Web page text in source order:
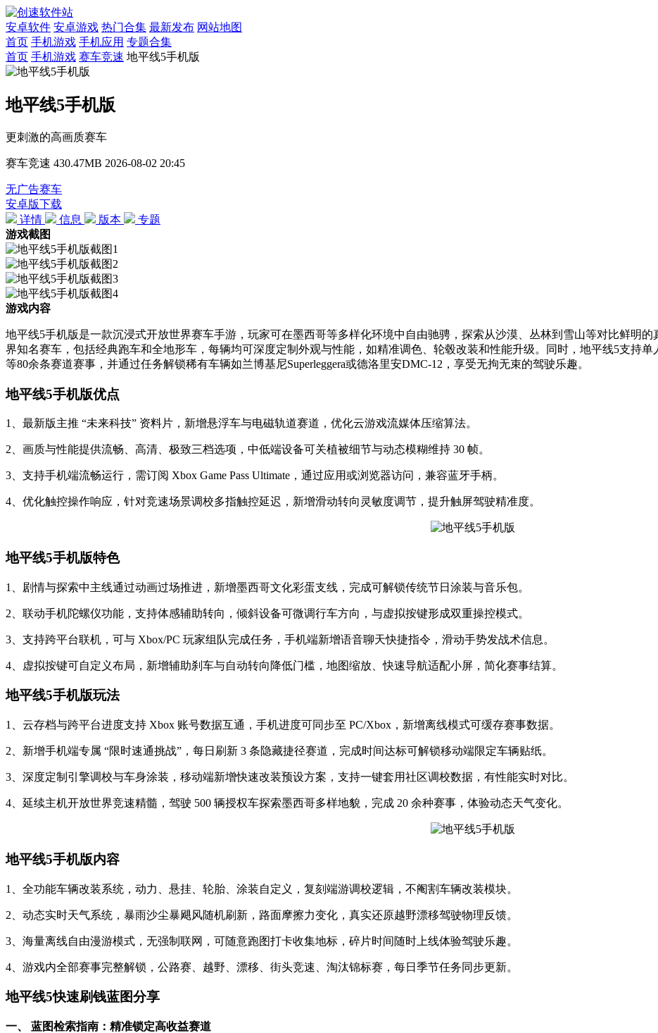
安卓软件 安卓游戏 热门合集 最新发布 网站地图
首页 手机游戏 手机应用 专题合集
首页 手机游戏 赛车竞速 地平线5手机版
地平线5手机版
更刺激的高画质赛车
赛车竞速 430.47MB 2026-08-02 20:45
无广告赛车
安卓版下载
详情
信息 版本
专题
游戏截图
游戏内容
地平线5手机版是一款沉浸式开放世界赛车手游，玩家可在墨西哥等多样化环境中自由驰骋，探索从沙漠、丛林到雪山等对比鲜明
界知名赛车，包括经典跑车和全地形车，每辆均可深度定制外观与性能，如精准调色、轮毂改装和性能升级。同时，地平线5支持
等80余条赛道赛事，并通过任务解锁稀有车辆如兰博基尼Superleggera或德洛里安DMC-12，享受无拘无束的驾驶乐趣。
地平线5手机版优点
1、最新版主推 “未来科技” 资料片，新增悬浮车与电磁轨道赛道，优化云游戏流媒体压缩算法。
2、画质与性能提供流畅、高清、极致三档选项，中低端设备可关植被细节与动态模糊维持 30 帧。
3、支持手机端流畅运行，需订阅 Xbox Game Pass Ultimate，通过应用或浏览器访问，兼容蓝牙手柄。
4、优化触控操作响应，针对竞速场景调校多指触控延迟，新增滑动转向灵敏度调节，提升触屏驾驶精准度。
地平线5手机版特色
1、剧情与探索中主线通过动画过场推进，新增墨西哥文化彩蛋支线，完成可解锁传统节日涂装与音乐包。
2、联动手机陀螺仪功能，支持体感辅助转向，倾斜设备可微调行车方向，与虚拟按键形成双重操控模式。
3、支持跨平台联机，可与 Xbox/PC 玩家组队完成任务，手机端新增语音聊天快捷指令，滑动手势发战术信息。
4、虚拟按键可自定义布局，新增辅助刹车与自动转向降低门槛，地图缩放、快速导航适配小屏，简化赛事结算。
地平线5手机版玩法
1、云存档与跨平台进度支持 Xbox 账号数据互通，手机进度可同步至 PC/Xbox，新增离线模式可缓存赛事数据。
2、新增手机端专属 “限时速通挑战”，每日刷新 3 条隐藏捷径赛道，完成时间达标可解锁移动端限定车辆贴纸。
3、深度定制引擎调校与车身涂装，移动端新增快速改装预设方案，支持一键套用社区调校数据，有性能实时对比。
4、延续主机开放世界竞速精髓，驾驶 500 辆授权车探索墨西哥多样地貌，完成 20 余种赛事，体验动态天气变化。
地平线5手机版内容
1、全功能车辆改装系统，动力、悬挂、轮胎、涂装自定义，复刻端游调校逻辑，不阉割车辆改装模块。
2、动态实时天气系统，暴雨沙尘暴飓风随机刷新，路面摩擦力变化，真实还原越野漂移驾驶物理反馈。
3、海量离线自由漫游模式，无强制联网，可随意跑图打卡收集地标，碎片时间随时上线体验驾驶乐趣。
4、游戏内全部赛事完整解锁，公路赛、越野、漂移、街头竞速、淘汰锦标赛，每日季节任务同步更新。
地平线5快速刷钱蓝图分享
一、 蓝图检索指南：精准锁定高收益赛道